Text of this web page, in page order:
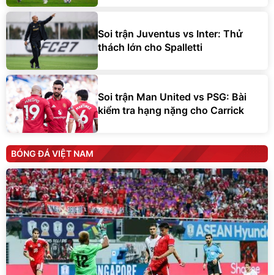
Soi trận Juventus vs Inter: Thử
thách lớn cho Spalletti
Soi trận Man United vs PSG: Bài
kiểm tra hạng nặng cho Carrick
BÓNG ĐÁ VIỆT NAM